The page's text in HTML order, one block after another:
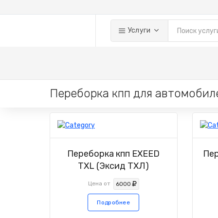
Услуги
Переборка кпп для
Переборка кпп EXEED
TXL (Эксид ТХЛ)
Цена от 6000
Подробнее